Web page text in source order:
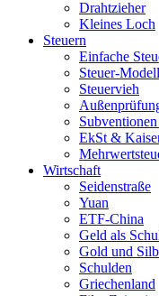
Drahtzieher
Kleines Loch
Steuern
Einfache
Steuer-Modell
Steuervieh
EkSt &
Wirtschaft
Seidenstraße
Yuan
ETF-China
Geld als
Gold und
Schulden
Griechenland